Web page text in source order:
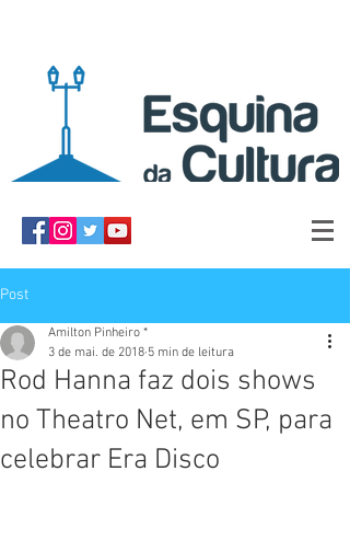
Post
Rod Hanna faz dois shows
no Theatro Net, em SP, para
celebrar Era Disco
Amilton Pinheiro *
3 de mai. de 2018 5 min de leitura